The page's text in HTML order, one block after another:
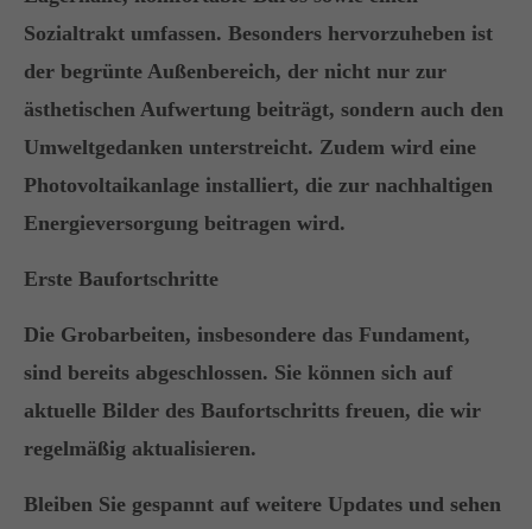
Drop us a line
info@yourdomain.com
About us
Lorem ipsum dolor sit amet, consectetuer
massa. Cum sociis natoque penatibus et magnis
dis parturient montes, nascetur ridiculus mus.
Donec quam felis, ultricies nec.
Sozialtrakt umfassen. Besonders hervorzuheben ist
der begrünte Außenbereich, der nicht nur zur
ästhetischen Aufwertung beiträgt, sondern auch den
Umweltgedanken unterstreicht. Zudem wird eine
Photovoltaikanlage installiert, die zur nachhaltigen
Energieversorgung beitragen wird.
Erste Baufortschritte
Die Grobarbeiten, insbesondere das Fundament,
sind bereits abgeschlossen. Sie können sich auf
aktuelle Bilder des Baufortschritts freuen, die wir
regelmäßig aktualisieren.
Bleiben Sie gespannt auf weitere Updates und sehen